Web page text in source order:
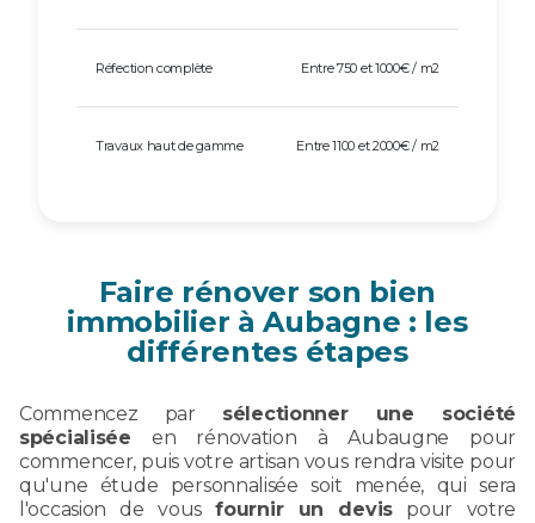
Réfection complète Entre 750 et 1000€ / m2
Travaux haut de gamme Entre 1100 et 2000€ / m2
Faire rénover son bien
immobilier à Aubagne : les
différentes étapes
Commencez par sélectionner une société
spécialisée en rénovation à Aubaugne pour
commencer, puis votre artisan vous rendra visite pour
qu'une étude personnalisée soit menée, qui sera
l'occasion de vousfournir un devispour votre